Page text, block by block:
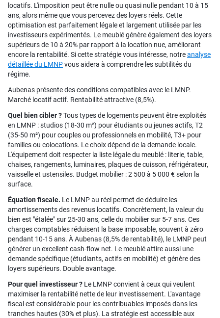
locatifs. L'imposition peut être nulle ou quasi nulle pendant 10 à 15
ans, alors même que vous percevez des loyers réels. Cette
optimisation est parfaitement légale et largement utilisée par les
investisseurs expérimentés. Le meublé génère également des loyers
supérieurs de 10 à 20% par rapport à la location nue, améliorant
encore la rentabilité. Si cette stratégie vous intéresse, notreanalyse
détaillée du LMNPvous aidera à comprendre les subtilités du
régime.
Aubenas présente des conditions compatibles avec le LMNP.
Marché locatif actif. Rentabilité attractive (8,5%).
Quel bien cibler ?Tous types de logements peuvent être exploités
en LMNP : studios (18-30 m²) pour étudiants ou jeunes actifs, T2
(35-50 m²) pour couples ou professionnels en mobilité, T3+ pour
familles ou colocations. Le choix dépend de la demande locale.
L'équipement doit respecter la liste légale du meublé : literie, table,
chaises, rangements, luminaires, plaques de cuisson, réfrigérateur,
vaisselle et ustensiles. Budget mobilier : 2 500 à 5 000 € selon la
surface.
Équation fiscale. Le LMNP au réel permet de déduire les
amortissements des revenus locatifs. Concrètement, la valeur du
bien est "étalée" sur 25-30 ans, celle du mobilier sur 5-7 ans. Ces
charges comptables réduisent la base imposable, souvent à zéro
pendant 10-15 ans. À Aubenas (8,5% de rentabilité), le LMNP peut
générer un excellent cash-flow net. Le meublé attire aussi une
demande spécifique (étudiants, actifs en mobilité) et génère des
loyers supérieurs. Double avantage.
Pour quel investisseur ? Le LMNP convient à ceux qui veulent
maximiser la rentabilité nette de leur investissement. L'avantage
fiscal est considérable pour les contribuables imposés dans les
tranches hautes (30% et plus). La stratégie est accessible aux